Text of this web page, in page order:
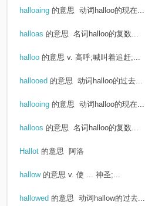
halloaing 的意思 动词halloo的现在...
halloas 的意思 名词halloo的复数...
halloo 的意思 v. 高呼;喊叫着追赶;...
hallooed 的意思 动词halloo的过去...
hallooing 的意思 动词halloo的现在...
halloos 的意思 名词halloo的复数...
Hallot 的意思 阿洛
hallow 的意思 v. 使 ... 神圣;...
hallowed 的意思 动词hallow的过去...